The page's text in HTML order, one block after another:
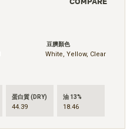
豆臍顏色
White, Yellow, Clear
蛋白質 (DRY)
44.39
油 13%
18.46